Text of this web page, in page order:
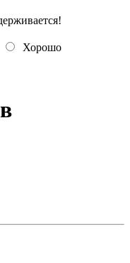
Хорошо